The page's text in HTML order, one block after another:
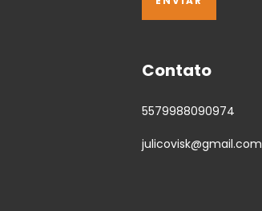
Contato
5579988090974
julicovisk@gmail.com